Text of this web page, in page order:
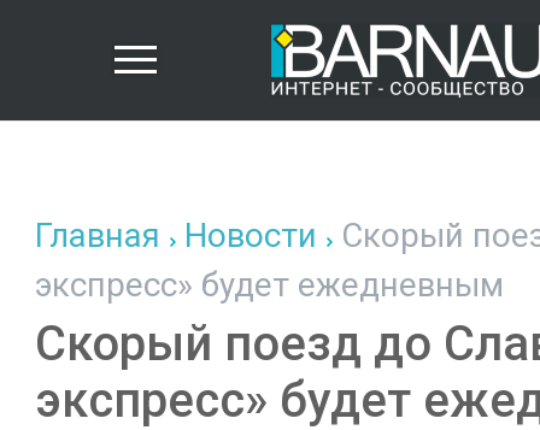
Главная Новости Скорый
экспресс» будет ежедневным
Скорый поезд до
экспресс» будет